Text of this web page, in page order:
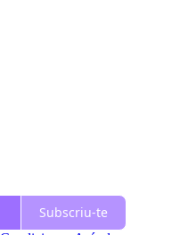
Subscriu-te